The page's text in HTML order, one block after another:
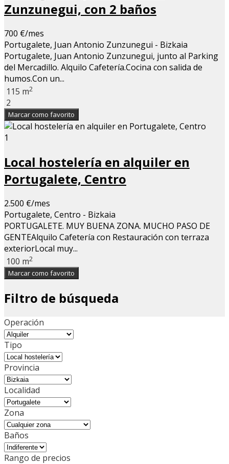
Zunzunegui, con 2 baños
700 €/mes
Portugalete, Juan Antonio Zunzunegui - Bizkaia
Portugalete, Juan Antonio Zunzunegui, junto al Parking
del Mercadillo. Alquilo Cafetería.Cocina con salida de
humos.Con un...
115 m2
2
Marcar como favorito
1
Local hostelería en alquiler en
Portugalete, Centro
2.500 €/mes
Portugalete, Centro - Bizkaia
PORTUGALETE. MUY BUENA ZONA. MUCHO PASO DE
GENTEAlquilo Cafetería con Restauración con terraza
exteriorLocal muy...
100 m2
Marcar como favorito
Filtro de búsqueda
Operación
Tipo
Provincia
Localidad
Zona
Baños
Rango de precios